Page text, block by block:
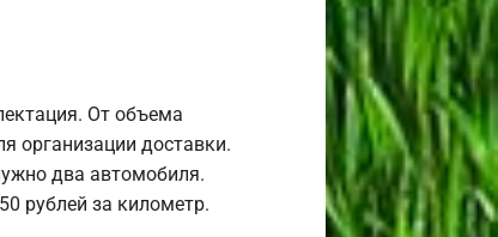
От объема
организации доставки.
два автомобиля.
рублей за километр.